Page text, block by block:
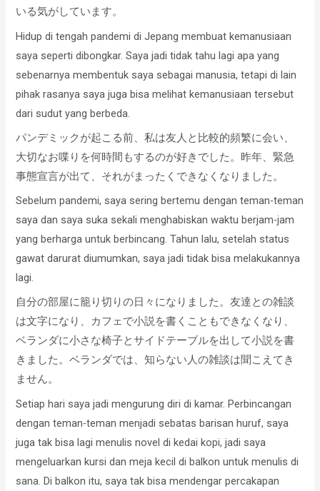
いる気がしています。
Hidup di tengah pandemi di Jepang membuat kemanusiaan
saya seperti dibongkar. Saya jadi tidak tahu lagi apa yang
sebenarnya membentuk saya sebagai manusia, tetapi di lain
pihak rasanya saya juga bisa melihat kemanusiaan tersebut
dari sudut yang berbeda.
パンデミックが起こる前、私は友人と比較的頻繁に会い、
大切なお喋りを何時間もするのが好きでした。昨年、緊急
事態宣言が出て、それがまったくできなくなりました。
Sebelum pandemi, saya sering bertemu dengan teman-teman
saya dan saya suka sekali menghabiskan waktu berjam-jam
yang berharga untuk berbincang. Tahun lalu, setelah status
gawat darurat diumumkan, saya jadi tidak bisa melakukannya
lagi.
自分の部屋に籠り切りの日々になりました。友達との雑談
は文字になり、カフェで小説を書くこともできなくなり、
ベランダに小さな椅子とサイドテーブルを出して小説を書
きました。ベランダでは、知らない人の雑談は聞こえてき
ません。
Setiap hari saya jadi mengurung diri di kamar. Perbincangan
dengan teman-teman menjadi sebatas barisan huruf, saya
juga tak bisa lagi menulis novel di kedai kopi, jadi saya
mengeluarkan kursi dan meja kecil di balkon untuk menulis di
sana. Di balkon itu, saya tak bisa mendengar percakapan